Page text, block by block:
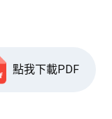
點我下載PDF